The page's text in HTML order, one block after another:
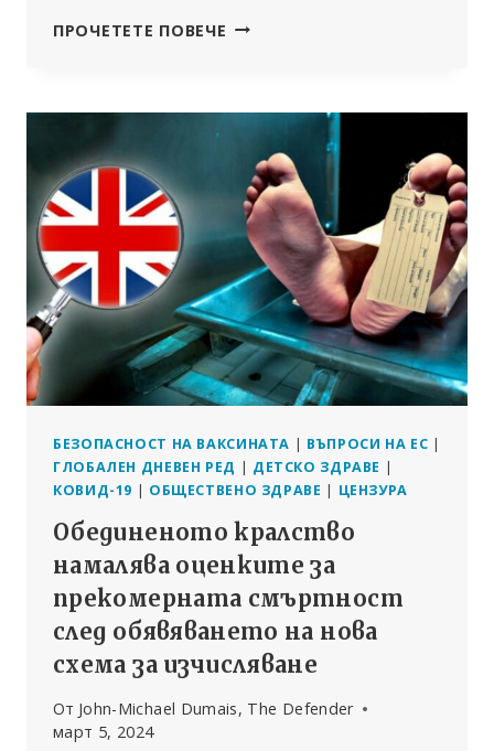
ПРОЧЕТЕТЕ ПОВЕЧЕ НОВ
ПРОИЗВОДИТЕЛИТЕ
ВАКСИНИ
КОВИД
ОТГОВОРНИ
ЗА
НАРАНЯВАНИЯ
И
СМЪРТНИ
СЛУЧАИ
БЕЗОПАСНОСТ НА ВАКСИНАТА | ВЪПРОСИ НА ЕС |
ГЛОБАЛЕН ДНЕВЕН РЕД | ДЕТСКО ЗДРАВЕ |
КОВИД-19 | ОБЩЕСТВЕНО ЗДРАВЕ | ЦЕНЗУРА
Обединеното кралство
намалява оценките за
прекомерната смъртност
след обявяването на нова
схема за изчисляване
От John-Michael Dumais, The Defender
март 5, 2024